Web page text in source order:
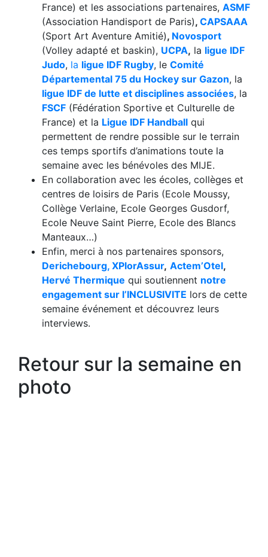
France) et les associations partenaires, ASMF
(Association Handisport de Paris), CAPSAAA
(Sport Art Aventure Amitié), Novosport
(Volley adapté et baskin), UCPA, la ligue IDF
Judo, la ligue IDF Rugby, le Comité
Départemental 75 du Hockey sur Gazon, la
ligue IDF de lutte et disciplines associées, la
FSCF (Fédération Sportive et Culturelle de
France) et la Ligue IDF Handball qui
permettent de rendre possible sur le terrain
ces temps sportifs d’animations toute la
semaine avec les bénévoles des MIJE.
En collaboration avec les écoles, collèges et
centres de loisirs de Paris (Ecole Moussy,
Collège Verlaine, Ecole Georges Gusdorf,
Ecole Neuve Saint Pierre, Ecole des Blancs
Manteaux…)
Enfin, merci à nos partenaires sponsors,
Derichebourg, XPlorAssur, Actem’Otel,
Hervé Thermique qui soutiennent notre
engagement sur l’INCLUSIVITE lors de cette
semaine événement et découvrez leurs
interviews.
Retour sur la semaine en
photo